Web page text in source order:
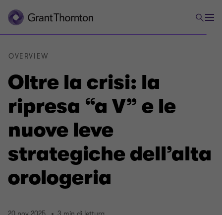
Oltre la crisi: la
ripresa “a V” e le
nuove leve
strategiche dell’alta
orologeria
OVERVIEW